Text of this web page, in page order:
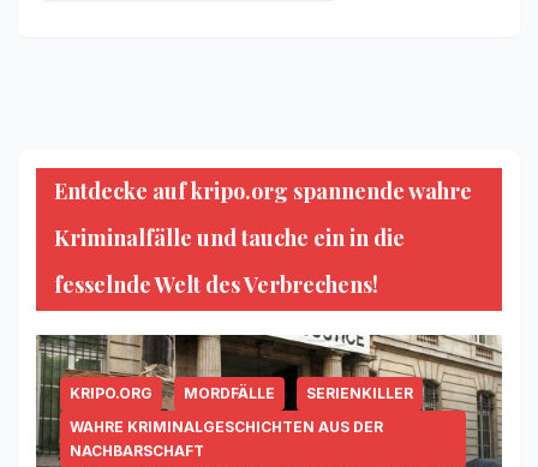
Entdecke auf kripo.org spannende wahre
Kriminalfälle und tauche ein in die
fesselnde Welt des Verbrechens!
KRIPO.ORG MORDFÄLLE
SERIENKILLER
WAHRE KRIMINALGESCHICHTEN AUS DER
NACHBARSCHAFT